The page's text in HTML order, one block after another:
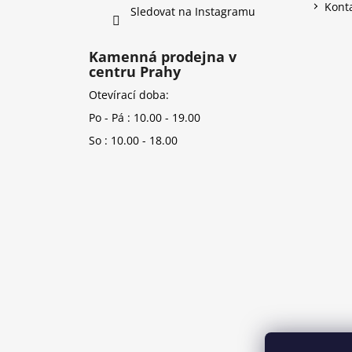
Sledovat na Instagramu
Kamenná prodejna v
centru Prahy
Otevírací doba:
Po - Pá : 10.00 - 19.00
So : 10.00 - 18.00